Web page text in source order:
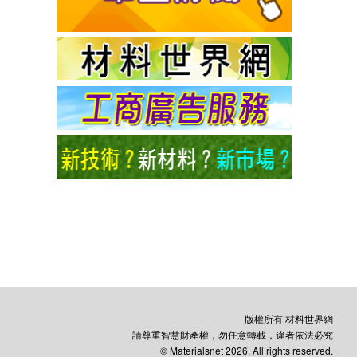
版權所有 材料世界網
請尊重智慧財產權，勿任意轉載，違者依法必究
© Materialsnet 2026. All rights reserved.